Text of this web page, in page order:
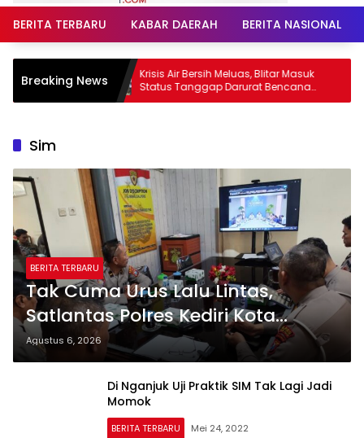
BERITA TERBARU KABAR DAERAH BERITA NASIONAL
Breaking News
SIM
Krisis Air Bersih Meluas, Blitar Masuk
Status Tanggap Darurat Bencana
Hingga Oktober
Sim
BERITA TERBARU
Tak Cuma Urus Lalu Lintas,
Satlantas Polres Kediri Kota
Edukasi Pemohon SIM Soal Hoaks
Hingga Pelatihan AI
Agustus 6, 2026
Di Nganjuk Uji Praktik SIM Tak Lagi Jadi
Momok
BERITA TERBARU Mei 24, 2022